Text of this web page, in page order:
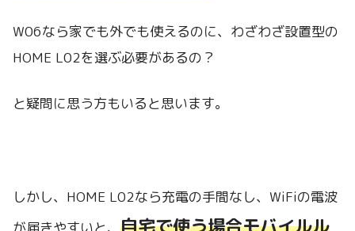
W06なら家でも外でも使えるのに、わざわざ設置型の
HOME L02を選ぶ必要があるの？
と疑問に思う方もいると思います。
しかし、HOME L02なら充電の手間なし、WiFiの電波
が届きやすいと、 自宅で使う場合モバイルル